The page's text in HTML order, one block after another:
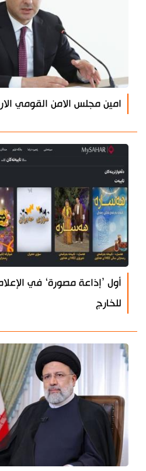
امين مجلس الامن القومي
أول ’إذاعة مصورة‘ في
للخارج